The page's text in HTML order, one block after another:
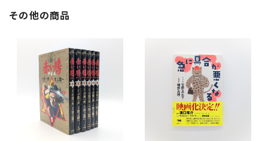
その他の商品